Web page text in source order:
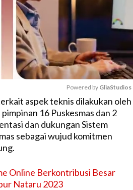
M
u
Powered by GliaStudios
aspek teknis dilakukan oleh
16 Puskesmas dan 2
dan dukungan Sistem
sebagai wujud komitmen
Online Berkontribusi Besar
Nataru 2023